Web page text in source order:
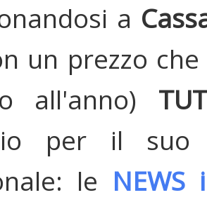
a
un prezzo
all'anno)
per il suo
le